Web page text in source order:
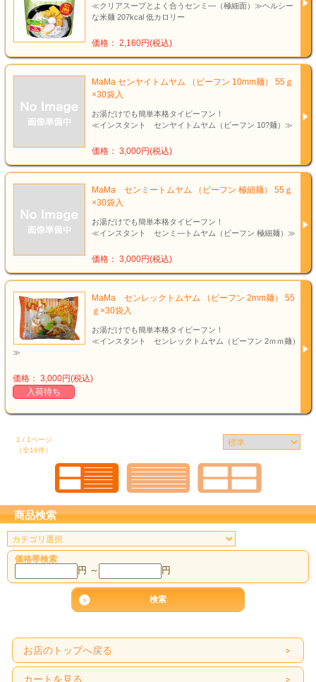
≪クリアスープとよく合うセンミ―（極細面）≫ヘルシー
な米麺 207kcal 低カロリー
価格： 2,160円(税込)
MaMa センヤイトムヤム （ビーフン 10mm麺） 55ｇ
×30袋入
お湯だけでも簡単本格タイビーフン！
≪インスタント センヤイトムヤム（ビーフン 10?麺）≫
価格： 3,000円(税込)
MaMa センミートムヤム （ビーフン 極細麺） 55ｇ
×30袋入
お湯だけでも簡単本格タイビーフン！
≪インスタント センミ―トムヤム（ビーフン 極細麺）≫
価格： 3,000円(税込)
MaMa センレックトムヤム （ビーフン 2mm麺） 55
ｇ×30袋入
お湯だけでも簡単本格タイビーフン！
≪インスタント センレックトムヤム（ビーフン 2ｍｍ麺）
≫
価格： 3,000円(税込)
入荷待ち
1 / 1ページ
（全16件）
商品検索
価格帯検索
円 ～ 円
お店のトップへ戻る
カートを見る